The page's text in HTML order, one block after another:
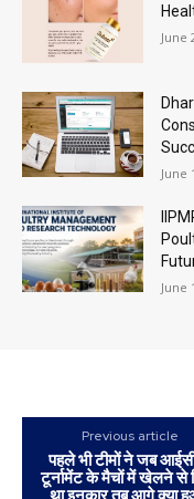
June
June
June
Previous article
पहले भी टीमों ने जब
टूर्नामेंट के मैचों में खेलने से